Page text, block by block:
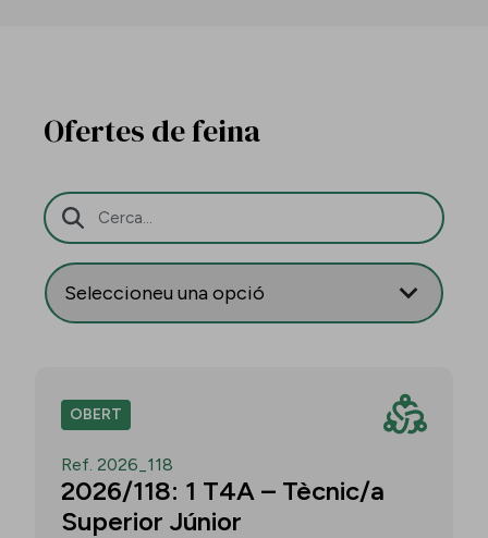
Ofertes de feina
Barra de cerca
OBERT
Ref. 2026_118
2026/118: 1 T4A – Tècnic/a
Superior Júnior